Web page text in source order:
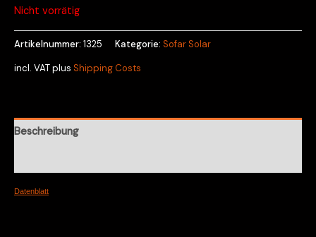
Nicht vorrätig
Artikelnummer: 1325 Kategorie: Sofar Solar
incl. VATplus Shipping Costs
Beschreibung
Datenblatt